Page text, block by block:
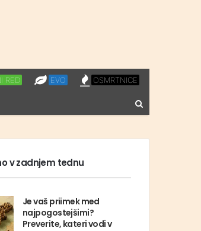
RED EVO
EVO OSMRTNICE
OSMRTNICE
v zadnjem tednu
Je vaš priimek med
najpogostejšimi?
Preverite, kateri vodi v